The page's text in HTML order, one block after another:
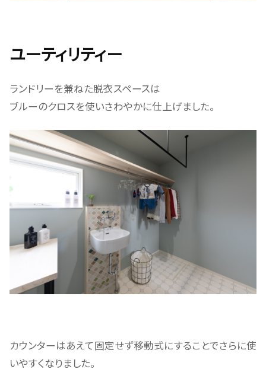
ユーティリティー
ランドリーを兼ねた脱衣スペースは
ブルーのクロスを使いさわやかに仕上げました。
カウンターはあえて固定せず移動式にすることでさらに使
いやすくなりました。